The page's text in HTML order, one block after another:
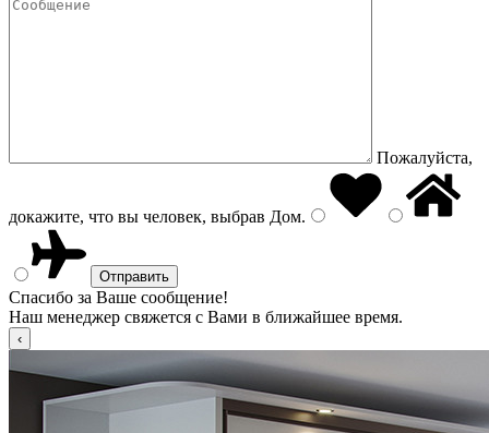
Пожалуйста,
докажите, что вы человек, выбрав Дом.
Спасибо за Ваше сообщение!
Наш менеджер свяжется с Вами в ближайшее время.